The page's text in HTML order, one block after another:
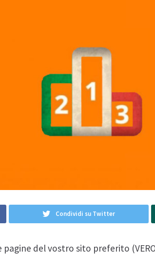
Condividi su Twitter
del vostro sito preferito